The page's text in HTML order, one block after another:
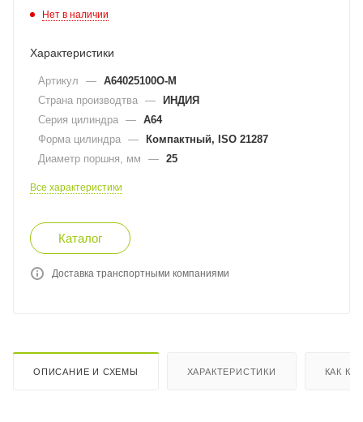
Нет в наличии
Характеристики
Артикул — A64025100O-M
Страна производтва — ИНДИЯ
Серия цилиндра — A64
Форма цилиндра — Компактный, ISO 21287
Диаметр поршня, мм
— 25
Все характеристики
Каталог
Доставка транспортными компаниями
ОПИСАНИЕ И СХЕМЫ ХАРАКТЕРИСТИКИ КАК